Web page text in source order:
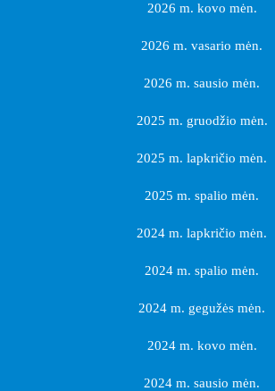
2026 m. kovo mėn.
2026 m. vasario mėn.
2026 m. sausio mėn.
2025 m. gruodžio mėn.
2025 m. lapkričio mėn.
2025 m. spalio mėn.
2024 m. lapkričio mėn.
2024 m. spalio mėn.
2024 m. gegužės mėn.
2024 m. kovo mėn.
2024 m. sausio mėn.